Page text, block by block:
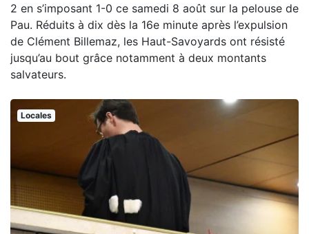
2 en s’imposant 1-0 ce samedi 8 août sur la pelouse de
Pau. Réduits à dix dès la 16e minute après l’expulsion
de Clément Billemaz, les Haut-Savoyards ont résisté
jusqu’au bout grâce notamment à deux montants
salvateurs.
Locales